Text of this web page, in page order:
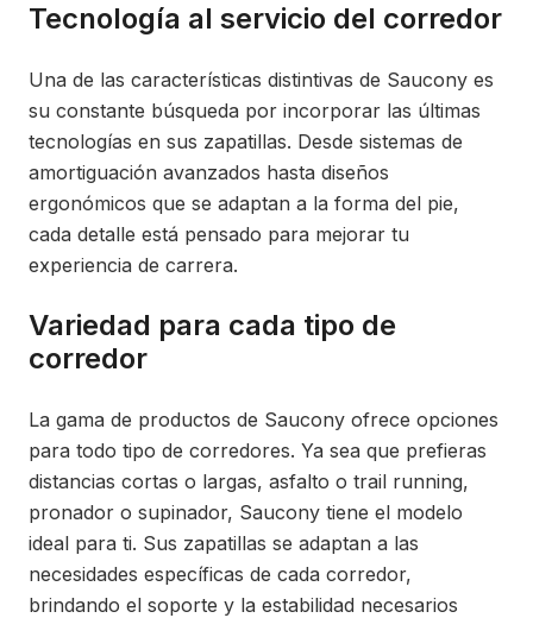
Tecnología al servicio del corredor
Una de las características distintivas de Saucony es
su constante búsqueda por incorporar las últimas
tecnologías en sus zapatillas. Desde sistemas de
amortiguación avanzados hasta diseños
ergonómicos que se adaptan a la forma del pie,
cada detalle está pensado para mejorar tu
experiencia de carrera.
Variedad para cada tipo de
corredor
La gama de productos de Saucony ofrece opciones
para todo tipo de corredores. Ya sea que prefieras
distancias cortas o largas, asfalto o trail running,
pronador o supinador, Saucony tiene el modelo
ideal para ti. Sus zapatillas se adaptan a las
necesidades específicas de cada corredor,
brindando el soporte y la estabilidad necesarios